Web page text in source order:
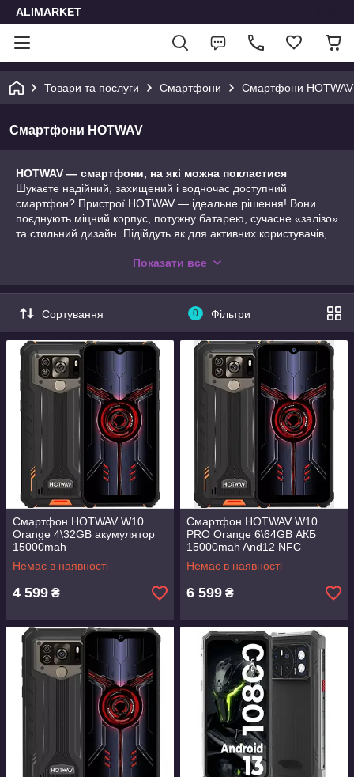
ALIMARKET
Товари та послуги Смартфони Смартфони HOTWAV
Смартфони HOTWAV
HOTWAV — смартфони, на які можна покластися
Шукаєте надійний, захищений і водночас доступний
смартфон? Пристрої HOTWAV — ідеальне рішення! Вони
поєднують міцний корпус, потужну батарею, сучасне «залізо»
та стильний дизайн. Підійдуть як для активних користувачів,
офіційною гарантією та швидкою доставкою!
Показати все
Сортування 0 Фільтри
Смартфон HOTWAV W10
Orange 4\32GB акумулятор
15000mah
Немає в наявності
4 599 ₴
Смартфон HOTWAV W10
PRO Orange 6\64GB АКБ
15000mah And12 NFC
Немає в наявності
6 599 ₴